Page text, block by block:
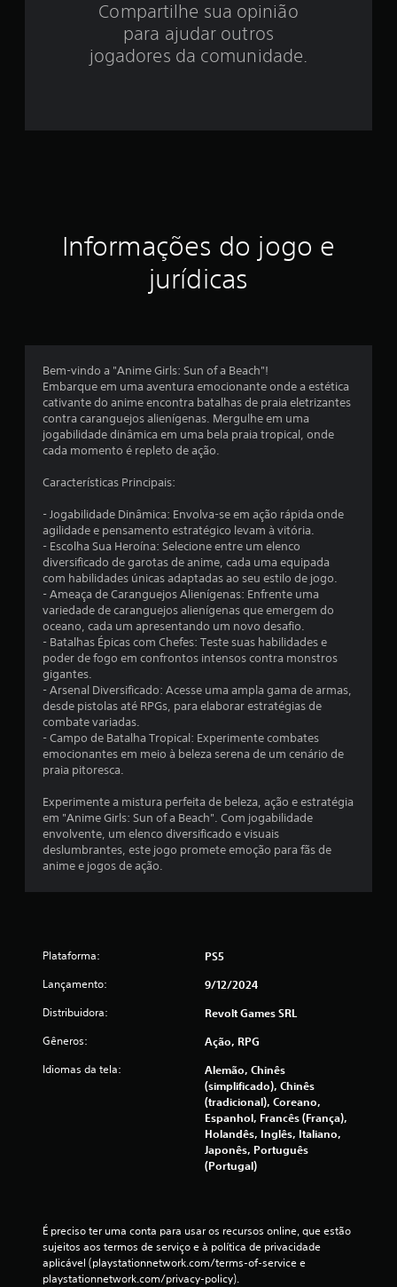
e
s
e
m
t
t
a
l
5
2
c
a
e
Compartilhe sua opinião
para ajudar outros
jogadores da comunidade.
Informações do jogo e
jurídicas
Bem-vindo a "Anime Girls: Sun of a Beach"!
Embarque em uma aventura emocionante onde a estética
cativante do anime encontra batalhas de praia eletrizantes
contra caranguejos alienígenas. Mergulhe em uma
jogabilidade dinâmica em uma bela praia tropical, onde
cada momento é repleto de ação.
Características Principais:
- Jogabilidade Dinâmica: Envolva-se em ação rápida onde
agilidade e pensamento estratégico levam à vitória.
- Escolha Sua Heroína: Selecione entre um elenco
diversificado de garotas de anime, cada uma equipada
com habilidades únicas adaptadas ao seu estilo de jogo.
- Ameaça de Caranguejos Alienígenas: Enfrente uma
variedade de caranguejos alienígenas que emergem do
oceano, cada um apresentando um novo desafio.
- Batalhas Épicas com Chefes: Teste suas habilidades e
poder de fogo em confrontos intensos contra monstros
gigantes.
- Arsenal Diversificado: Acesse uma ampla gama de armas,
desde pistolas até RPGs, para elaborar estratégias de
combate variadas.
- Campo de Batalha Tropical: Experimente combates
emocionantes em meio à beleza serena de um cenário de
praia pitoresca.
Experimente a mistura perfeita de beleza, ação e estratégia
em "Anime Girls: Sun of a Beach". Com jogabilidade
envolvente, um elenco diversificado e visuais
deslumbrantes, este jogo promete emoção para fãs de
anime e jogos de ação.
Plataforma: PS5
Lançamento: 9/12/2024
Distribuidora: Revolt Games SRL
Gêneros: Ação, RPG
Idiomas da tela:
Alemão, Chinês
(simplificado), Chinês
(tradicional), Coreano,
Espanhol, Francês (França),
Holandês, Inglês, Italiano,
Japonês, Português
(Portugal)
É preciso ter uma conta para usar os recursos online, que estão
sujeitos aos termos de serviço e à política de privacidade
aplicável (playstationnetwork.com/terms-of-service e
playstationnetwork.com/privacy-policy).